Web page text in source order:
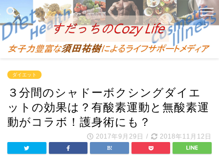
ダイエット
３分間のシャドーボクシングダイエ
ットの効果は？有酸素運動と無酸素運
動がコラボ！護身術にも？
2017年9月29日 / 2018年11月12日